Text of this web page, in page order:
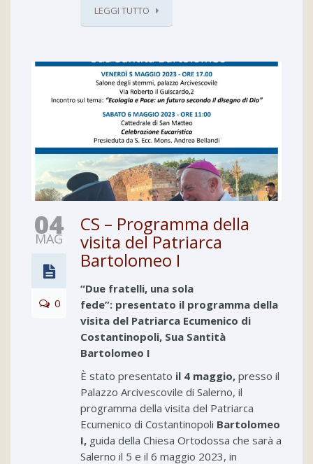
LEGGI TUTTO
04
MAG
0
CS – Programma della
visita del Patriarca
Bartolomeo I
“Due fratelli, una sola
fede”: presentato il programma della
visita del Patriarca Ecumenico di
Costantinopoli, Sua Santità
Bartolomeo I
È stato presentato il 4 maggio, presso il
Palazzo Arcivescovile di Salerno, il
programma della visita del Patriarca
Ecumenico di Costantinopoli Bartolomeo
I, guida della Chiesa Ortodossa che sarà a
Salerno il 5 e il 6 maggio 2023, in